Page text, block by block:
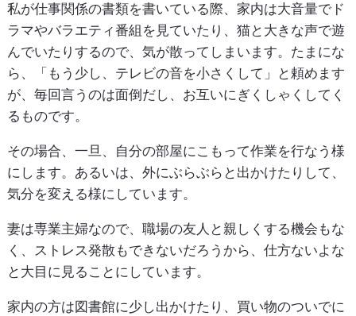
私が仕事関係の書類を書いている際、家内は大音量でド
ラマやバラエティ番組を見ていたり、猫と大きな声で遊
んでいたりするので、気が散ってしまいます。たまにな
ら、「もう少し、テレビの音を小さくして」と頼めます
が、毎回言うのは面倒だし、お互いにぎくしゃくしてく
るものです。
その場合、一旦、自分の部屋にこもって作業を行なう様
にします。あるいは、外にぶらぶらと出かけたりして、
気分を変える様にしています。
妻は専業主婦なので、職場の友人と親しくする機会もな
く、ストレス発散もできないだろうから、仕方ないよな
と大目に見ることにしています。
家内の方は図書館に少し出かけたり、買い物のついでに